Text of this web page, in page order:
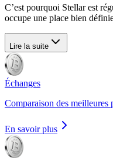
C’est pourquoi Stellar est
occupe une place bien
Lire la suite
Échanges
Comparaison des meilleures
En savoir plus